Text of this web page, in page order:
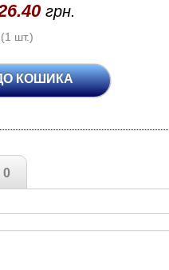
грн.
(1 шт.)
КОШИКА
0